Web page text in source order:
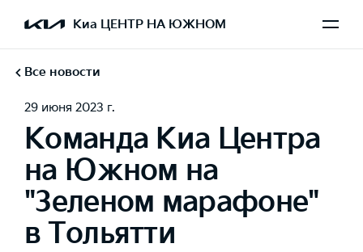
Киа ЦЕНТР НА ЮЖНОМ
Все новости
29 июня 2023 г.
Команда Киа Центра
на Южном на
"Зеленом марафоне"
в Тольятти